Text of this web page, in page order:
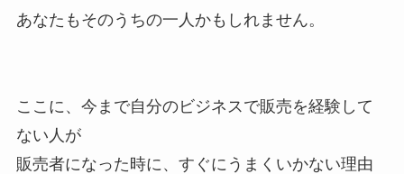
あなたもそのうちの一人かもしれません。
ここに、今まで自分のビジネスで販売を経験して
ない人が
販売者になった時に、すぐにうまくいかない理由